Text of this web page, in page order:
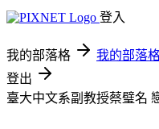
登入
我的部落格 我的部落
登出
臺大中文系副教授蔡璧名